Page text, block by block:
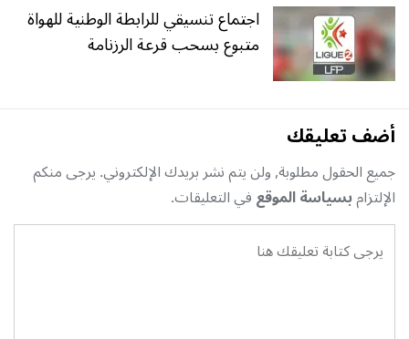
اجتماع تنسيقي للرابطة الوطنية للهواة
متبوع بسحب قرعة الرزنامة
أضف تعليقك
جميع الحقول مطلوبة, ولن يتم نشر بريدك الإلكتروني. يرجى منكم
الإلتزامبسياسة الموقعفي التعليقات.